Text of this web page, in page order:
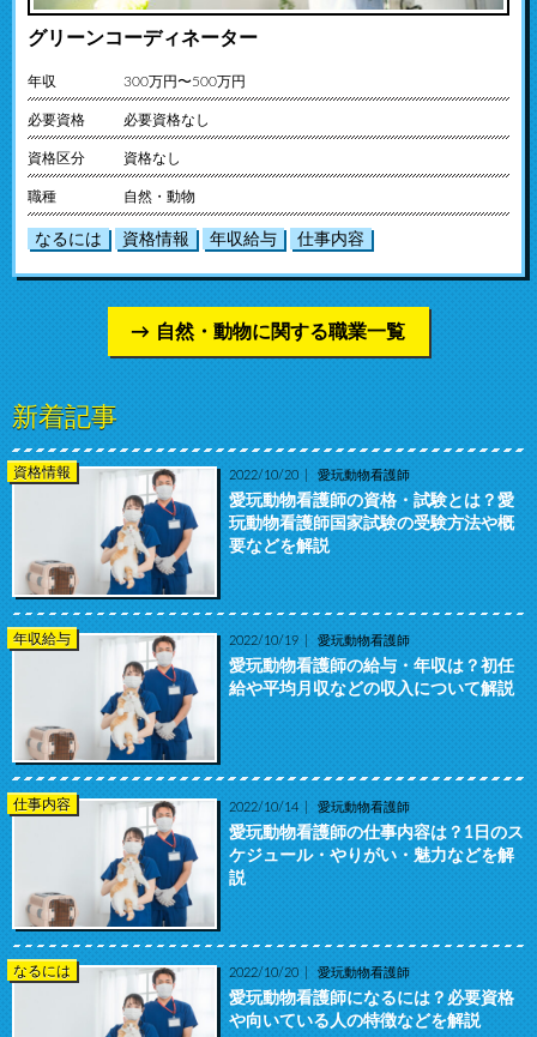
グリーンコーディネーター
年収 300万円〜500万円
必要資格 必要資格なし
資格区分 資格なし
職種 自然・動物
なるには 資格情報 年収給与 仕事内容
自然・動物に関する職業一覧
新着記事
資格情報 2022/10/20 愛玩動物看護師
愛玩動物看護師の資格・試験とは？愛
玩動物看護師国家試験の受験方法や概
要などを解説
年収給与 2022/10/19 愛玩動物看護師
愛玩動物看護師の給与・年収は？初任
給や平均月収などの収入について解説
仕事内容 2022/10/14 愛玩動物看護師
愛玩動物看護師の仕事内容は？1日のス
ケジュール・やりがい・魅力などを解
説
なるには 2022/10/20 愛玩動物看護師
愛玩動物看護師になるには？必要資格
や向いている人の特徴などを解説